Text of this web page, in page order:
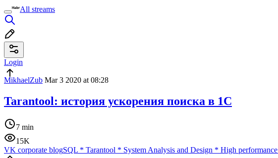
All streams
Login
MikhaelZub Mar 3 2020 at 08:28
Tarantool: история ускорения поиска в 1С
7 min
15K
VK corporate blogSQL * Tarantool * System Analysis and Design * High performance